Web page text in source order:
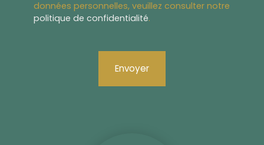
données personnelles, veuillez consulter notre
politique de confidentialité.
Envoyer